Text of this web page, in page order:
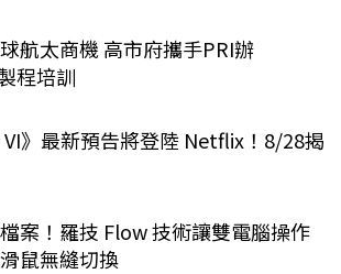
航太商機 高市府攜手PRI辦
程培訓
VI》最新預告將登陸 Netflix！8/28揭
案！羅技 Flow 技術讓雙電腦操作
鼠無縫切換